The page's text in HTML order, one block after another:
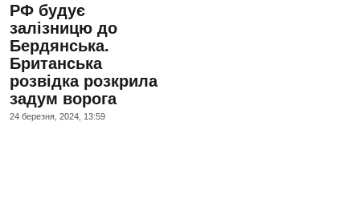
РФ будує
залізницю до
Бердянська.
Британська
розвідка розкрила
задум ворога
24 березня, 2024, 13:59